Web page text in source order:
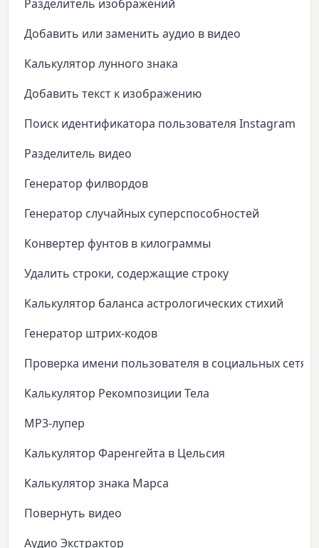
Разделитель изображений
Добавить или заменить аудио в видео
Калькулятор лунного знака
Добавить текст к изображению
Поиск идентификатора пользователя Instagram
Разделитель видео
Генератор филвордов
Генератор случайных суперспособностей
Конвертер фунтов в килограммы
Удалить строки, содержащие строку
Калькулятор баланса астрологических стихий
Генератор штрих-кодов
Проверка имени пользователя в социальных сетях
Калькулятор Рекомпозиции Тела
MP3-лупер
Калькулятор Фаренгейта в Цельсия
Калькулятор знака Марса
Повернуть видео
Аудио Экстрактор